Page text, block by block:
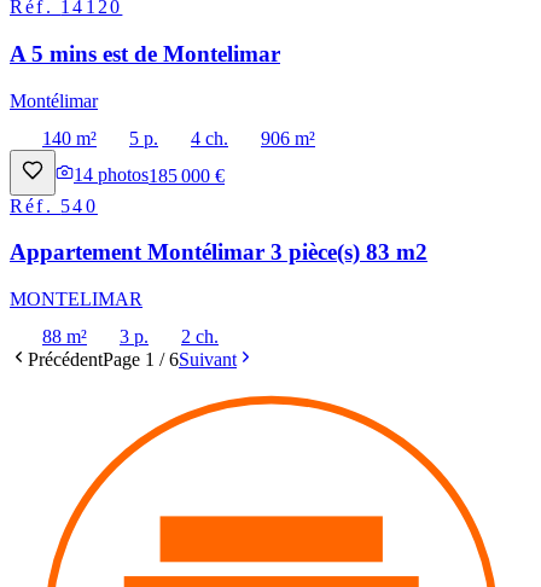
Réf. 14120
A 5 mins est de Montelimar
Montélimar
140 m²
5 p. 4 ch.
906 m²
14 photos185 000 €
Réf. 540
Appartement Montélimar 3 pièce(s) 83 m2
MONTELIMAR
88 m²
3 p.
2 ch.
PrécédentPage 1 /6Suivant